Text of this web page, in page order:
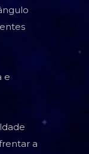
e
a